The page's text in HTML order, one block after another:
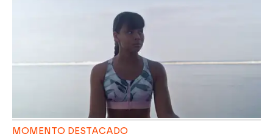
MOMENTO DESTACADO